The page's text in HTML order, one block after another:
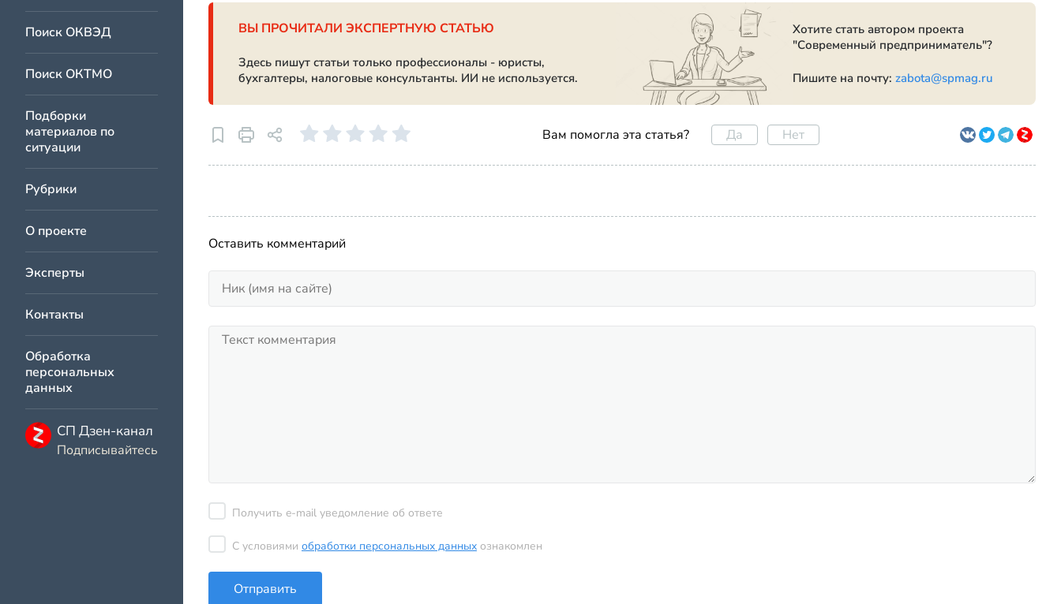
Поиск ОКВЭД
Поиск ОКТМО
Подборки
материалов по
ситуации
Рубрики
О проекте
Эксперты
Контакты
Обработка
персональных
данных
СП Дзен-канал
Подписывайтесь
ВЫ ПРОЧИТАЛИ ЭКСПЕРТНУЮ СТАТЬЮ
Здесь пишут статьи только профессионалы - юристы,
бухгалтеры, налоговые консультанты. ИИ не используется.
Хотите стать автором проекта
"Современный предприниматель"?
Пишите на почту:zabota@spmag.ru
Вам помогла эта статья? Да Нет
Оставить комментарий
Получить e-mail уведомление об ответе
С условиями обработки персональных данных ознакомлен
Отправить